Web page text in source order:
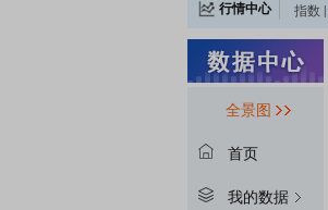
行情中心 指数
全景图
首页
我的数据